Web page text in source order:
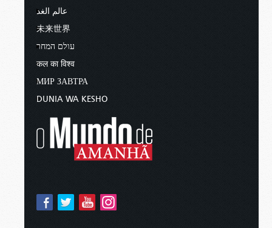
عالم الغد
未来世界
עולם המחר
कल का विश्व
МИР ЗАВТРА
DUNIA WA KESHO